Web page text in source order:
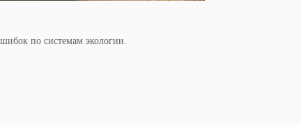
по системам экологии.